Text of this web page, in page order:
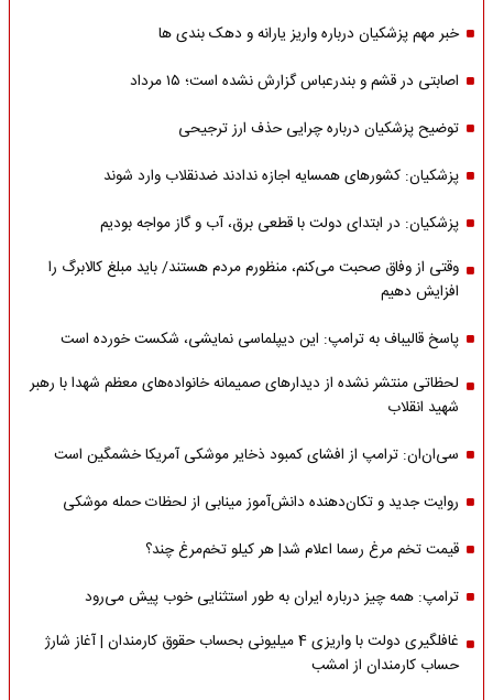
خبر مهم پزشکیان درباره واریز یارانه و دهک بندی ها
اصابتی در قشم و بندرعباس گزارش نشده است؛ ۱۵ مرداد
توضیح پزشکیان درباره چرایی حذف ارز ترجیحی
پزشکیان: کشورهای همسایه اجازه ندادند ضدنقلاب وارد شوند
پزشکیان: در ابتدای دولت با قطعی برق، آب و گاز مواجه بودیم
وقتی از وفاق صحبت می‌کنم، منظورم مردم هستند/ باید مبلغ کالابرگ را
افزایش دهیم
پاسخ قالیباف به ترامپ: این دیپلماسی نمایشی، شکست خورده است
لحظاتی منتشر نشده از دیدارهای صمیمانه خانواده‌های معظم شهدا با رهبر
شهید انقلاب
سی‌ان‌ان: ترامپ از افشای کمبود ذخایر موشکی آمریکا خشمگین است
روایت جدید و تکان‌دهنده دانش‌آموز مینابی از لحظات حمله موشکی
قیمت تخم مرغ رسما اعلام شد| هر کیلو تخم‌مرغ چند؟
ترامپ: همه چیز درباره ایران به طور استثنایی خوب پیش می‌رود
غافلگیری دولت با واریزی 4 میلیونی بحساب حقوق کارمندان | آغاز شارژ
حساب کارمندان از امشب